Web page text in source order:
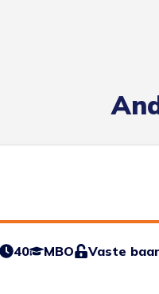
40 MBO Vaste